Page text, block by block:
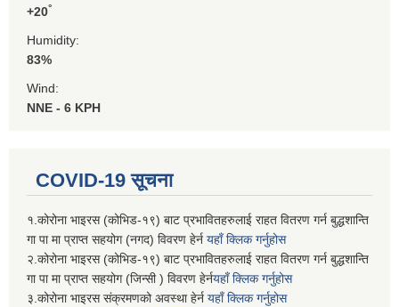
+20°
Humidity:
83%
Wind:
NNE - 6 KPH
COVID-19 सूचना
१.कोरोना भाइरस (कोभिड-१९) बाट प्रभावितहरुलाई राहत वितरण गर्न बुद्धशान्ति
गा पा मा प्राप्त सहयोग (नगद) विवरण हेर्न यहाँ क्लिक गर्नुहोस
२.कोरोना भाइरस (कोभिड-१९) बाट प्रभावितहरुलाई राहत वितरण गर्न बुद्धशान्ति
गा पा मा प्राप्त सहयोग (जिन्सी ) विवरण हेर्नयहाँ क्लिक गर्नुहोस
३.कोरोना भाइरस संक्रमणको अवस्था हेर्न यहाँ क्लिक गर्नुहोस